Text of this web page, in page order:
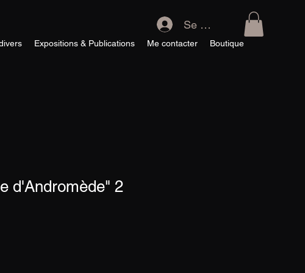
Se connecter
Expositions & Publications Me contacter Boutique
d'Andromède" 2